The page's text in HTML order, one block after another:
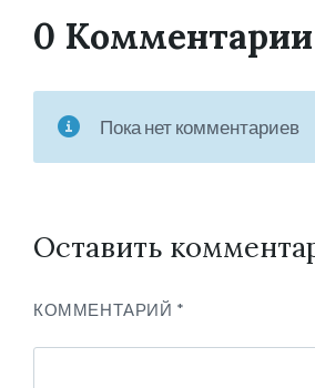
0 Комментарии
Пока нет комментариев
Оставить
КОММЕНТАРИЙ *